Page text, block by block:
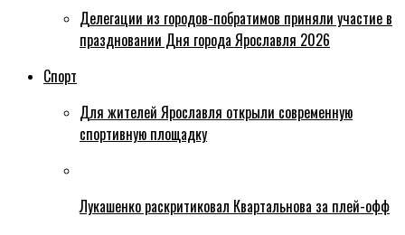
Делегации из городов-побратимов приняли участие в
праздновании Дня города Ярославля 2026
Спорт
Для жителей Ярославля открыли современную
спортивную площадку
Лукашенко раскритиковал Квартальнова за плей-офф